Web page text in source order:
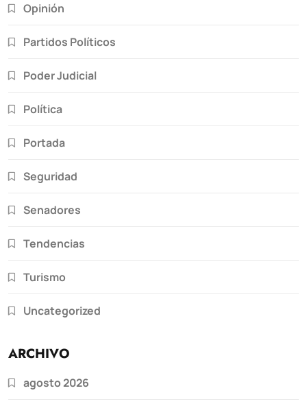
Opinión
Partidos Políticos
Poder Judicial
Política
Portada
Seguridad
Senadores
Tendencias
Turismo
Uncategorized
ARCHIVO
agosto 2026